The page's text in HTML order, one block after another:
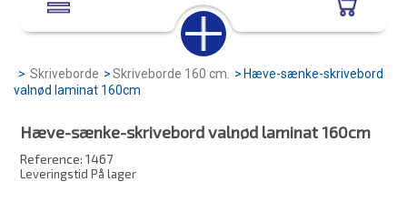
> Skriveborde >Skriveborde 160 cm. > Hæve-sænke-skrivebord
valnød laminat 160cm
Hæve-sænke-skrivebord valnød laminat 160cm
Reference: 1467
Leveringstid På lager